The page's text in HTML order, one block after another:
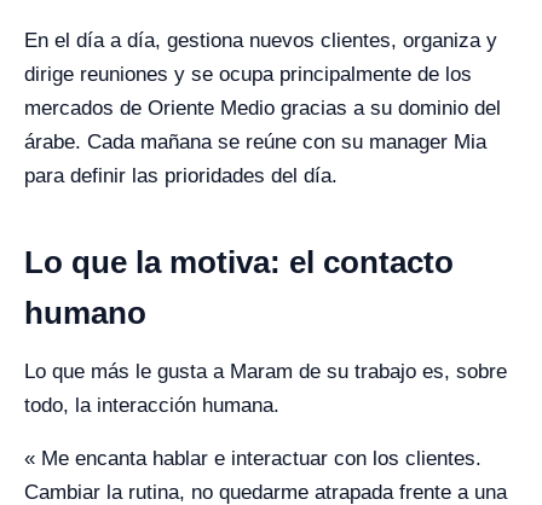
En el día a día, gestiona nuevos clientes, organiza y
dirige reuniones y se ocupa principalmente de los
mercados de Oriente Medio gracias a su dominio del
árabe. Cada mañana se reúne con su manager Mia
para definir las prioridades del día.
Lo que la motiva: el contacto
humano
Lo que más le gusta a Maram de su trabajo es, sobre
todo, la interacción humana.
« Me encanta hablar e interactuar con los clientes.
Cambiar la rutina, no quedarme atrapada frente a una